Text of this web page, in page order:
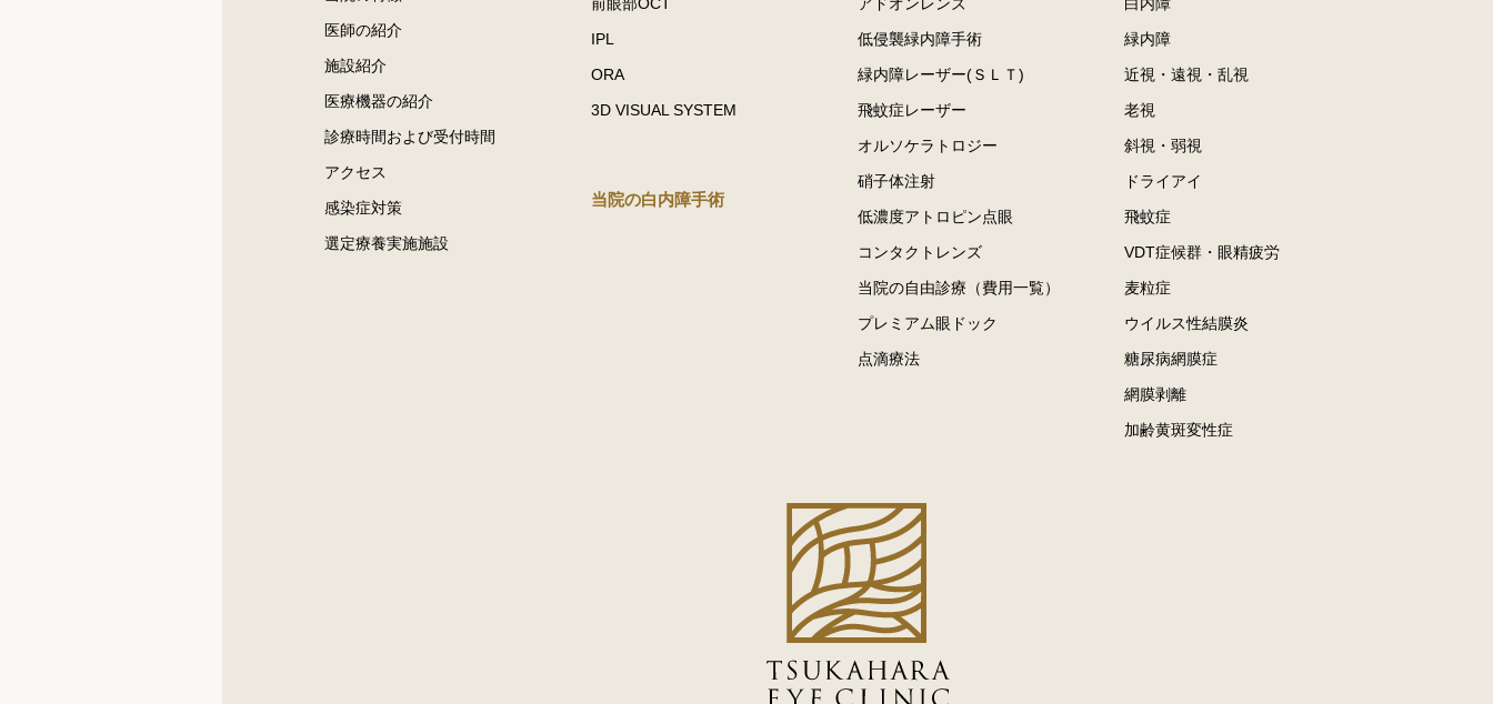
医師の紹介
施設紹介
医療機器の紹介
診療時間および受付時間
アクセス
感染症対策
選定療養実施施設
前眼部OCT
IPL
ORA
3D VISUAL SYSTEM
当院の白内障手術
アドオンレンズ
低侵襲緑内障手術
緑内障レーザー(ＳＬＴ)
飛蚊症レーザー
オルソケラトロジー
硝子体注射
低濃度アトロピン点眼
コンタクトレンズ
当院の自由診療（費用一覧）
プレミアム眼ドック
点滴療法
白内障
緑内障
近視・遠視・乱視
老視
斜視・弱視
ドライアイ
飛蚊症
VDT症候群・眼精疲労
麦粒症
ウイルス性結膜炎
糖尿病網膜症
網膜剥離
加齢黄斑変性症